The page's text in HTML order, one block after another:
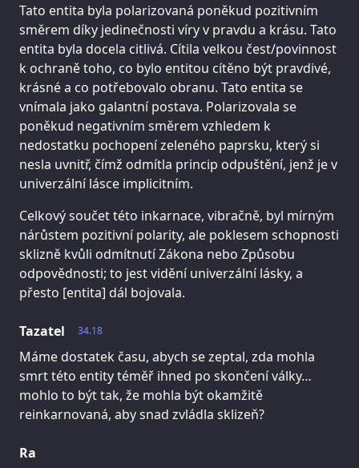
Tato entita byla polarizovaná poněkud pozitivním
směrem díky jedinečnosti víry v pravdu a krásu. Tato
entita byla docela citlivá. Cítila velkou čest/povinnost
k ochraně toho, co bylo entitou cítěno být pravdivé,
krásné a co potřebovalo obranu. Tato entita se
vnímala jako galantní postava. Polarizovala se
poněkud negativním směrem vzhledem k
nedostatku pochopení zeleného paprsku, který si
nesla uvnitř, čímž odmítla princip odpuštění, jenž je v
univerzální lásce implicitním.
Celkový součet této inkarnace, vibračně, byl mírným
nárůstem pozitivní polarity, ale poklesem schopnosti
sklizně kvůli odmítnutí Zákona nebo Způsobu
odpovědnosti; to jest vidění univerzální lásky, a
přesto [entita] dál bojovala.
34.18
Tazatel
Máme dostatek času, abych se zeptal, zda mohla
smrt této entity téměř ihned po skončení války…
mohlo to být tak, že mohla být okamžitě
reinkarnovaná, aby snad zvládla sklizeň?
Ra